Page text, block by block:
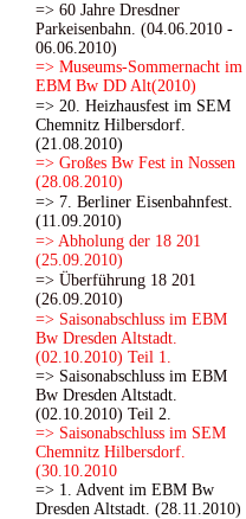
=> 60 Jahre Dresdner
Parkeisenbahn. (04.06.2010 -
06.06.2010)
=> Museums-Sommernacht im
EBM Bw DD Alt(2010)
=> 20. Heizhausfest im SEM
Chemnitz Hilbersdorf.
(21.08.2010)
=> Großes Bw Fest in Nossen
(28.08.2010)
=> 7. Berliner Eisenbahnfest.
(11.09.2010)
=> Abholung der 18 201
(25.09.2010)
=> Überführung 18 201
(26.09.2010)
=> Saisonabschluss im EBM
Bw Dresden Altstadt.
(02.10.2010) Teil 1.
=> Saisonabschluss im EBM
Bw Dresden Altstadt.
(02.10.2010) Teil 2.
=> Saisonabschluss im SEM
Chemnitz Hilbersdorf.
(30.10.2010
=> 1. Advent im EBM Bw
Dresden Altstadt. (28.11.2010)